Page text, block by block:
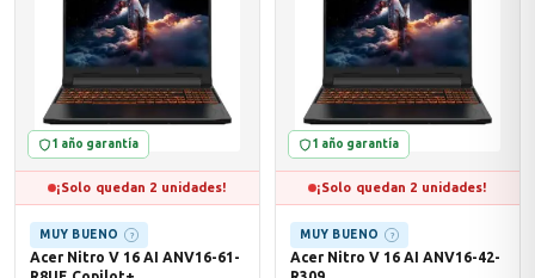
1 año garantía
¡Solo quedan 2 unidades!
MUY BUENO ?
Acer Nitro V 16 AI ANV16-61-
1 año garantía
¡Solo quedan 2 unidades!
MUY BUENO ?
Acer Nitro V 16 AI ANV16-42-